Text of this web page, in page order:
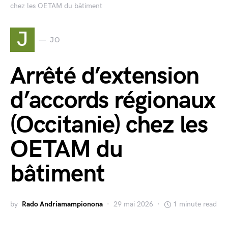
chez les OETAM du bâtiment
J JO
Arrêté d’extension
d’accords régionaux
(Occitanie) chez les
OETAM du
bâtiment
by Rado Andriamampionona 29 mai 2026 1 minute read